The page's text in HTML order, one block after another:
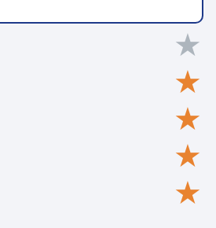
★
★
★
★
★